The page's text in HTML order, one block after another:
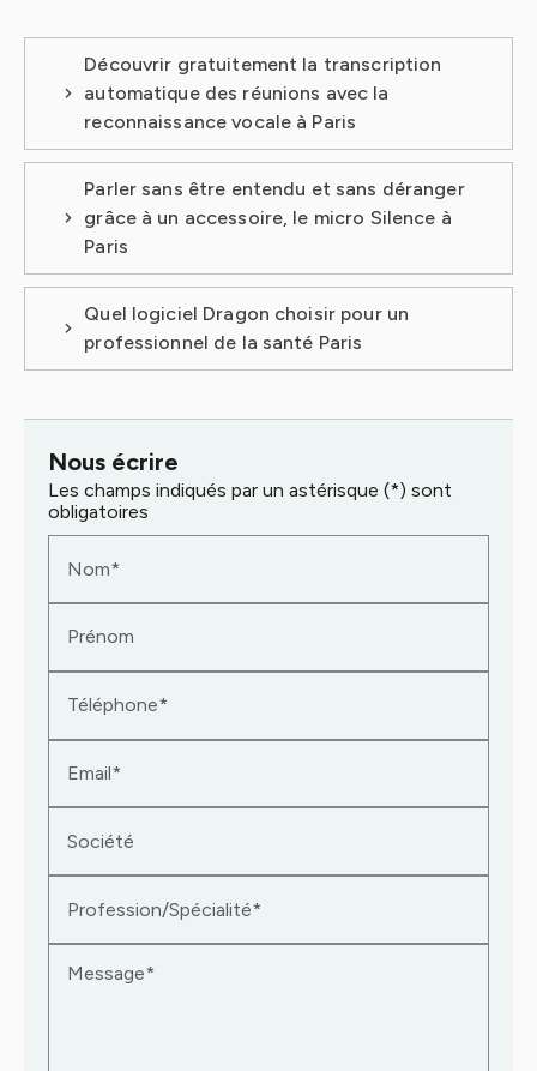
Découvrir gratuitement la transcription
automatique des réunions avec la
reconnaissance vocale à Paris
Parler sans être entendu et sans déranger
grâce à un accessoire, le micro Silence à
Paris
Quel logiciel Dragon choisir pour un
professionnel de la santé Paris
Nous écrire
Les champs indiqués par un astérisque (*) sont
obligatoires
Nom*
Prénom
Téléphone*
Email*
Société
Profession/Spécialité*
Message*